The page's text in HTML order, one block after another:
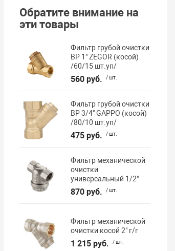
Обратите внимание на
эти товары
Фильтр грубой очистки
ВР 1" ZEGOR (косой)
/60/15 шт.уп/
560 руб. / шт.
Фильтр грубой очистки
ВР 3/4" GAPPO (косой)
/80/10 шт.уп/
475 руб. / шт.
Фильтр механической
очистки
универсальный 1/2"
870 руб. / шт.
Фильтр механической
очистки косой 2" г/г
1 215 руб. / шт.